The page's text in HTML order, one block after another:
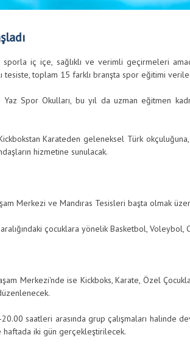
iç içe, sağlıklı ve verimli geçirmeleri
toplam 15 farklı branşta spor eğitimi
Spor Okulları, bu yıl da uzman eğitmen
Karateden geleneksel Türk
hizmetine sunulacak.
Merkezi ve Mandıras Tesisleri başta olmak
çocuklara yönelik Basketbol,
Merkezi'nde ise Kickboks, Karate, Özel
saatleri arasında grup çalışmaları halinde
iki gün gerçekleştirilecek.